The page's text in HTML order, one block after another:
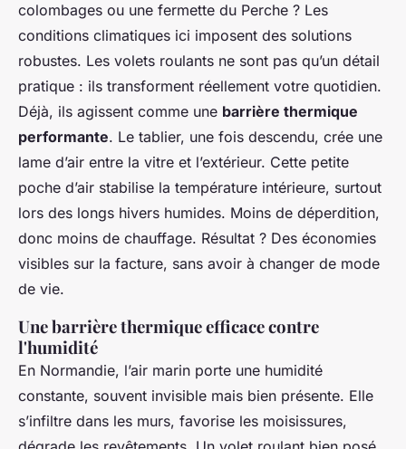
colombages ou une fermette du Perche ? Les
conditions climatiques ici imposent des solutions
robustes. Les volets roulants ne sont pas qu’un détail
pratique : ils transforment réellement votre quotidien.
Déjà, ils agissent comme une barrière thermique
performante. Le tablier, une fois descendu, crée une
lame d’air entre la vitre et l’extérieur. Cette petite
poche d’air stabilise la température intérieure, surtout
lors des longs hivers humides. Moins de déperdition,
donc moins de chauffage. Résultat ? Des économies
visibles sur la facture, sans avoir à changer de mode
de vie.
Une barrière thermique efficace contre
l'humidité
En Normandie, l’air marin porte une humidité
constante, souvent invisible mais bien présente. Elle
s’infiltre dans les murs, favorise les moisissures,